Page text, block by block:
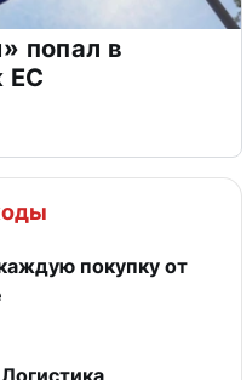
попал в
ЕС
покупку от